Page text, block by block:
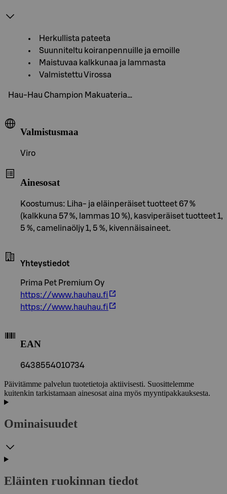
Herkullista pateeta
Suunniteltu koiranpennuille ja emoille
Maistuvaa kalkkunaa ja lammasta
Valmistettu Virossa
Hau-Hau Champion Makuateria…
Valmistusmaa
Viro
Ainesosat
Koostumus: Liha- ja eläinperäiset tuotteet 67 %
(kalkkuna 57 %, lammas 10 %), kasviperäiset tuotteet 1,
5 %, camelinaöljy 1, 5 %, kivennäisaineet.
Yhteystiedot
Prima Pet Premium Oy
https://www.hauhau.fi
https://www.hauhau.fi
EAN
6438554010734
Päivitämme palvelun tuotetietoja aktiivisesti. Suosittelemme
kuitenkin tarkistamaan ainesosat aina myös myyntipakkauksesta.
Ominaisuudet
Eläinten ruokinnan tiedot